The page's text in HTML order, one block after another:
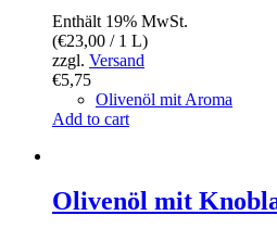
Enthält 19% MwSt.
(€23,00 / 1 L)
zzgl. Versand
€5,75
Olivenöl mit Aroma
Add to cart
Olivenöl mit